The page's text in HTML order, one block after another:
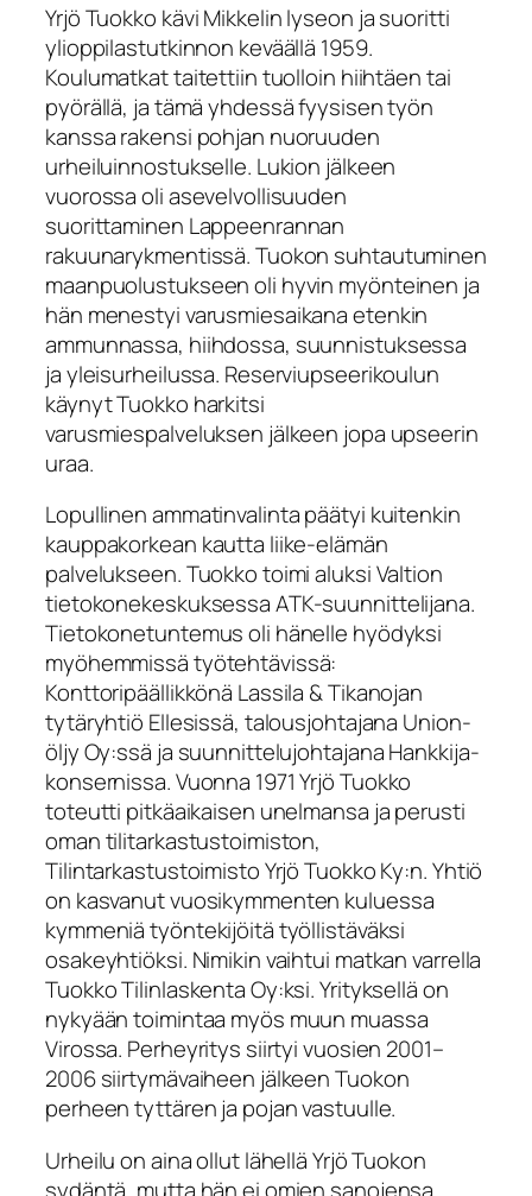
Yrjö Tuokko kävi Mikkelin lyseon ja suoritti
ylioppilastutkinnon keväällä 1959.
Koulumatkat taitettiin tuolloin hiihtäen tai
pyörällä, ja tämä yhdessä fyysisen työn
kanssa rakensi pohjan nuoruuden
urheiluinnostukselle. Lukion jälkeen
vuorossa oli asevelvollisuuden
suorittaminen Lappeenrannan
rakuunarykmentissä. Tuokon suhtautuminen
maanpuolustukseen oli hyvin myönteinen ja
hän menestyi varusmiesaikana etenkin
ammunnassa, hiihdossa, suunnistuksessa
ja yleisurheilussa. Reserviupseerikoulun
käynyt Tuokko harkitsi
varusmiespalveluksen jälkeen jopa upseerin
uraa.
Lopullinen ammatinvalinta päätyi kuitenkin
kauppakorkean kautta liike-elämän
palvelukseen. Tuokko toimi aluksi Valtion
tietokonekeskuksessa ATK-suunnittelijana.
Tietokonetuntemus oli hänelle hyödyksi
myöhemmissä työtehtävissä:
Konttoripäällikkönä Lassila & Tikanojan
tytäryhtiö Ellesissä, talousjohtajana Union-
öljy Oy:ssä ja suunnittelujohtajana Hankkija-
konsernissa. Vuonna 1971 Yrjö Tuokko
toteutti pitkäaikaisen unelmansa ja perusti
oman tilitarkastustoimiston,
Tilintarkastustoimisto Yrjö Tuokko Ky:n. Yhtiö
on kasvanut vuosikymmenten kuluessa
kymmeniä työntekijöitä työllistäväksi
osakeyhtiöksi. Nimikin vaihtui matkan varrella
Tuokko Tilinlaskenta Oy:ksi. Yrityksellä on
nykyään toimintaa myös muun muassa
Virossa. Perheyritys siirtyi vuosien 2001–
2006 siirtymävaiheen jälkeen Tuokon
perheen tyttären ja pojan vastuulle.
Urheilu on aina ollut lähellä Yrjö Tuokon
sydäntä, mutta hän ei omien sanojensa